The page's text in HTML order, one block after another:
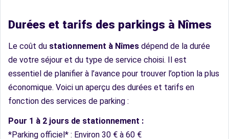
Durées et tarifs des parkings à Nîmes
Le coût du stationnement à Nîmes dépend de la durée
de votre séjour et du type de service choisi. Il est
essentiel de planifier à l’avance pour trouver l’option la plus
économique. Voici un aperçu des durées et tarifs en
fonction des services de parking :
Pour 1 à 2 jours de stationnement :
*Parking officiel* : Environ 30 € à 60 €